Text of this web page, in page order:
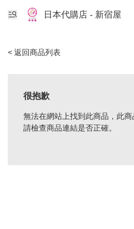
日本代購店 - 新宿屋
< 返回商品列表
很抱歉
無法在網站上找到此商品，此商
請檢查商品連結是否正確。